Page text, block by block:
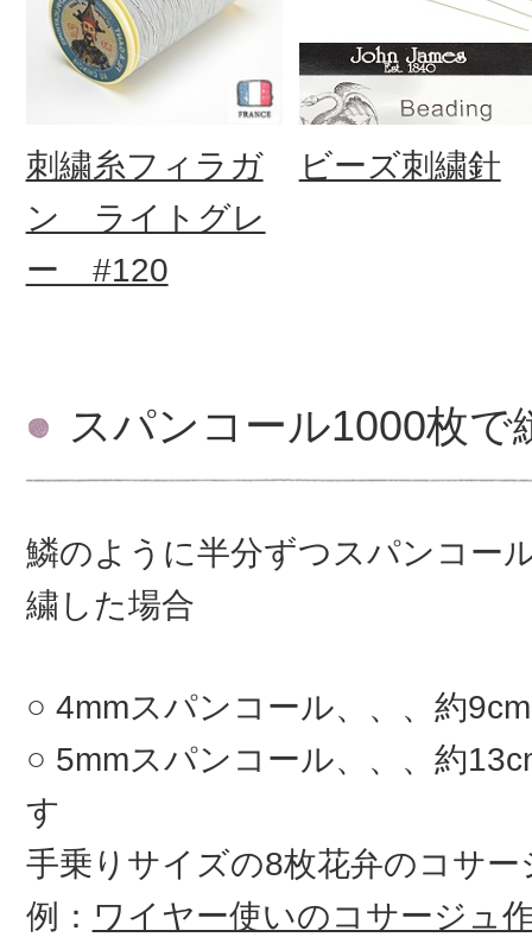
刺繍糸フィラガ
ン ライトグレ
ー #120
ビーズ刺繍針
スパンコール1000枚で
鱗のように半分ずつスパンコー
繍した場合
4mmスパンコール、、、約
5mmスパンコール、、、約
す
手乗りサイズの8枚花弁のコサ
例： ワイヤー使いのコサージュ